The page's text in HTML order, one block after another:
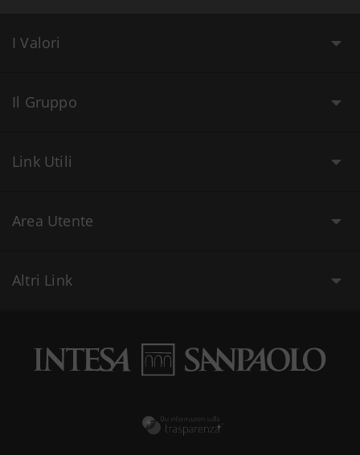
I Valori
Il Gruppo
Link Utili
Area Utente
Altri Link